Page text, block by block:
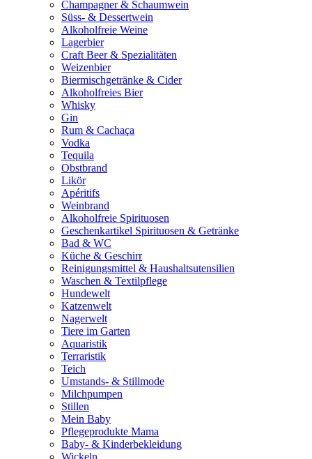
Champagner & Schaumwein
Süss- & Dessertwein
Alkoholfreie Weine
Lagerbier
Craft Beer & Spezialitäten
Weizenbier
Biermischgetränke & Cider
Alkoholfreies Bier
Whisky
Gin
Rum & Cachaça
Vodka
Tequila
Obstbrand
Likör
Apéritifs
Weinbrand
Alkoholfreie Spirituosen
Geschenkartikel Spirituosen & Getränke
Bad & WC
Küche & Geschirr
Reinigungsmittel & Haushaltsutensilien
Waschen & Textilpflege
Hundewelt
Katzenwelt
Nagerwelt
Tiere im Garten
Aquaristik
Terraristik
Teich
Umstands- & Stillmode
Milchpumpen
Stillen
Mein Baby
Pflegeprodukte Mama
Baby- & Kinderbekleidung
Wickeln